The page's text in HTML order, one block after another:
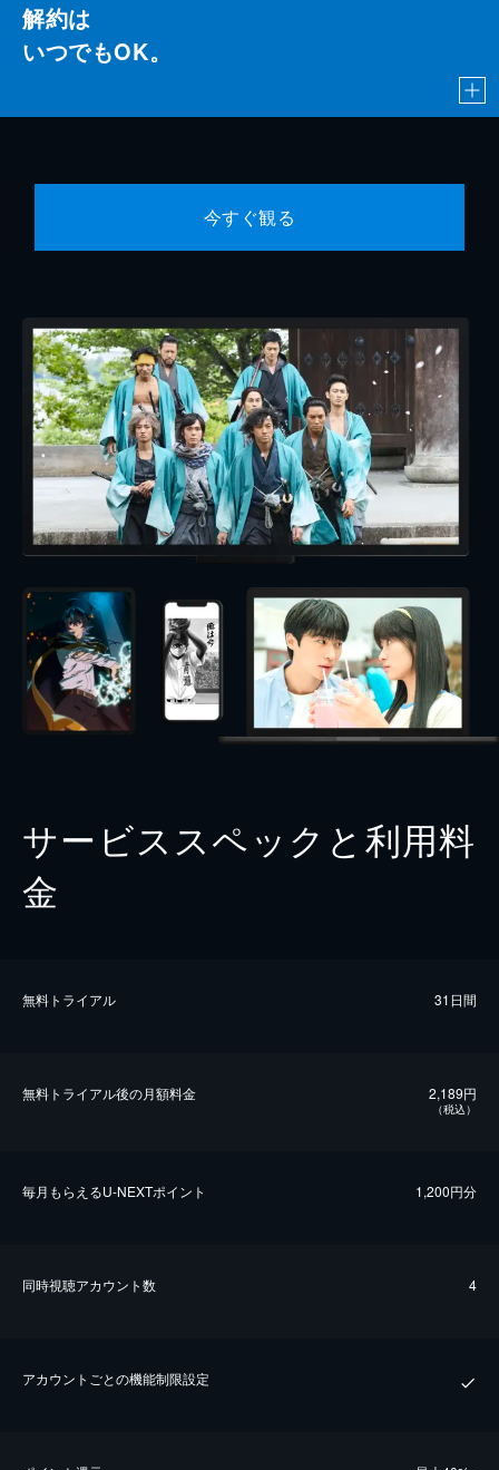
解約は
いつでもOK。
今すぐ観る
サービススペックと利用料
金
無料トライアル 31日間
無料トライアル後の⽉額料金 2,189円
（税込）
毎⽉もらえるU-NEXTポイント 1,200円分
同時視聴アカウント数 4
アカウントごとの機能制限設定